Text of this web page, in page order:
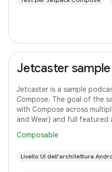
Jetcaster
Jetcaster is a sample
Compose. The goal of the
with Compose across
and Wear) and full
Composable
Livello UI dell'architettura